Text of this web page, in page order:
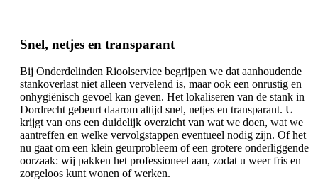
Snel, netjes en transparant
Bij Onderdelinden Rioolservice begrijpen we dat aanhoudende
stankoverlast niet alleen vervelend is, maar ook een onrustig en
onhygiënisch gevoel kan geven. Het lokaliseren van de stank in
Dordrecht gebeurt daarom altijd snel, netjes en transparant. U
krijgt van ons een duidelijk overzicht van wat we doen, wat we
aantreffen en welke vervolgstappen eventueel nodig zijn. Of het
nu gaat om een klein geurprobleem of een grotere onderliggende
oorzaak: wij pakken het professioneel aan, zodat u weer fris en
zorgeloos kunt wonen of werken.